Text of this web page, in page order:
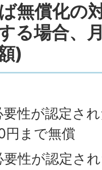
無償化の
る場合、
)
性が認定さ
まで無償
性が認定さ